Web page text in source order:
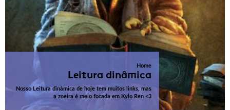
Home
Leitura dinâmica
Nosso Leitura dinâmica de hoje tem muitos links, mas
a zoeira é meio focada em Kylo Ren <3